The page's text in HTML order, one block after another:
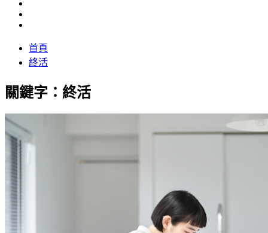
首頁
終活
關鍵字：終活